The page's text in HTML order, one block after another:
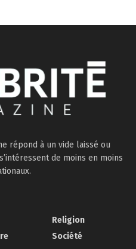
répond à un vide laissé ou
de moins en moins
Religion
Société